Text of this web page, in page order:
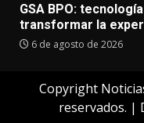
GSA BPO:
transformar la
6 de agosto de 2026
Copyright
reservados. |